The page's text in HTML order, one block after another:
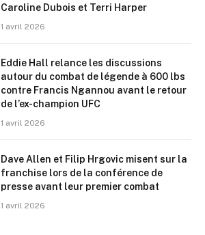
Caroline Dubois et Terri Harper
1 avril 2026
Eddie Hall relance les discussions
autour du combat de légende à 600 lbs
contre Francis Ngannou avant le retour
de l’ex-champion UFC
1 avril 2026
Dave Allen et Filip Hrgovic misent sur la
franchise lors de la conférence de
presse avant leur premier combat
1 avril 2026